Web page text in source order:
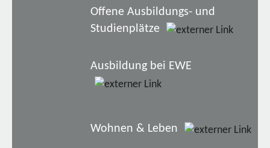
Offene Ausbildungs- und
Studienplätze
Ausbildung bei EWE
Wohnen & Leben